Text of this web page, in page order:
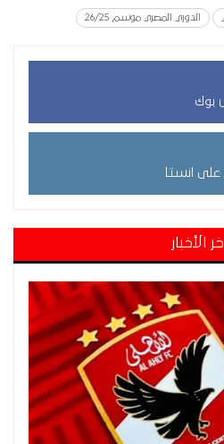
الدوري المصري موسم 26/25
بوك
على انستا
آخر الأخبار